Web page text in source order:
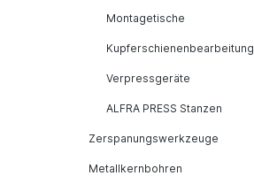
Montagetische
Kupferschienenbearbeitung
Verpressgeräte
ALFRA PRESS Stanzen
Zerspanungswerkzeuge
Metallkernbohren